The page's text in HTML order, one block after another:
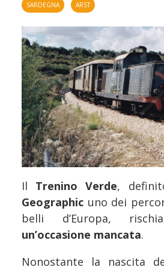
SARDEGNA ARST
Il Trenino Verde,
Geographic uno dei
belli d’Europa,
un’occasione mancata.
Nonostante la nascita